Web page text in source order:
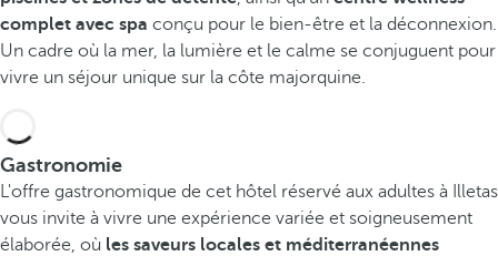
complet avec spa conçu pour le bien-être et la déconnexion.
Un cadre où la mer, la lumière et le calme se conjuguent pour
vivre un séjour unique sur la côte majorquine.
Gastronomie
L'offre gastronomique de cet hôtel réservé aux adultes à Illetas
vous invite à vivre une expérience variée et soigneusement
élaborée, où les saveurs locales et méditerranéennes